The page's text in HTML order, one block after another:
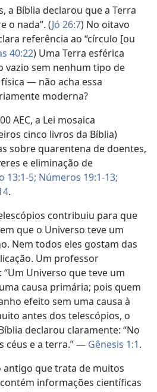
a Bíblia declarou que a Terra
o nada”. (Jó 26:7) No oitavo
referência ao “círculo [ou
40:22) Uma Terra esférica
vazio sem nenhum tipo de
— não acha essa
moderna?
AEC, a Lei mosaica
cinco livros da Bíblia)
sobre quarentena de doentes,
e eliminação de
13:1-5; Números 19:1-13;
.
contribuiu para que
que o Universo teve um
Nem todos eles gostam das
Um professor
Universo que teve um
causa primária; pois quem
efeito sem uma causa à
antes dos telescópios, o
declarou claramente: “No
céus e a terra.” — Gênesis 1:1.
antigo que trata de muitos
informações científicas